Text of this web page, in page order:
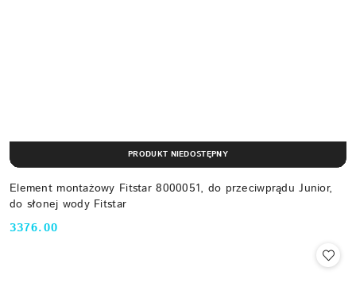
Element montażowy Fitstar 8000051, do przeciwprądu Junior,
do słonej wody Fitstar
Cena:
3376.00
PRODUKT NIEDOSTĘPNY